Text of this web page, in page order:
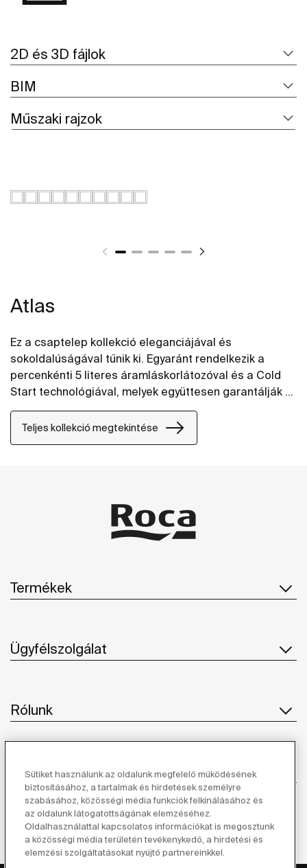
2D és 3D fájlok
BIM
Műszaki rajzok
Atlas
Ez a csaptelep kollekció eleganciájával és
sokoldalúságával tűnik ki. Egyaránt rendelkezik a
percenkénti 5 literes áramláskorlátozóval és a Cold
Start technológiával, melyek együttesen garantálják a
nagyobb víz és energia megtakarítást. Mindezek
mellett, a kényelmes zuhanyzás érdekében a zuhany
csaptelep egy rápattintható polccal is fel van
Teljes kollekció megtekintése
Termékek
Ügyfélszolgálat
Rólunk
Ihlet
Kövessen minket
Sütiket használunk az oldalunk megfelelő működésének
biztosításához, a tartalmak és hirdetések személyre
szabásához, közösségi média funkciók felkínálásához és
az oldalunk látogatottságának elemzéséhez.
Oldalhasználattal kapcsolatos információkat is megosztunk
a közösségi média területén tevékenykedő, a hirdetési és
elemzési szolgáltatásokat nyújtó partnereinkkel.